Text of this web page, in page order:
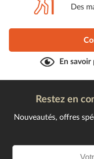
Des
En
Restez en
Nouveautés, offres